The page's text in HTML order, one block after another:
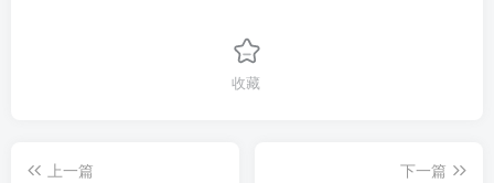
收藏
上一篇
下一篇